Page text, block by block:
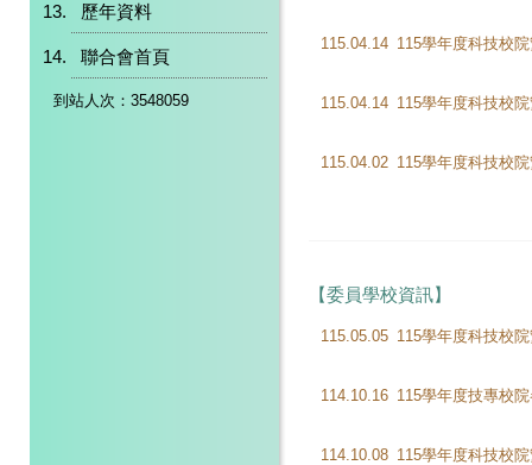
歷年資料
聯合會首頁
到站人次：3548059
115.04.14
115.04.14
115.04.02
【委員學校資訊】
115.05.05
114.10.16
114.10.08